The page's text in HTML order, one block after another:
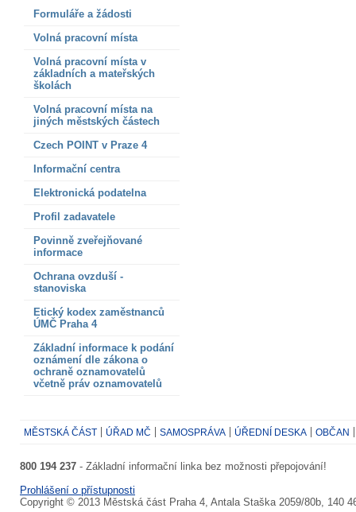
Formuláře a žádosti
Volná pracovní místa
Volná pracovní místa v
základních a mateřských
školách
Volná pracovní místa na
jiných městských částech
Czech POINT v Praze 4
Informační centra
Elektronická podatelna
Profil zadavatele
Povinně zveřejňované
informace
Ochrana ovzduší -
stanoviska
Etický kodex zaměstnanců
ÚMČ Praha 4
Základní informace k podání
oznámení dle zákona o
ochraně oznamovatelů
včetně práv oznamovatelů
MĚSTSKÁ ČÁST ÚŘAD MČ SAMOSPRÁVA ÚŘEDNÍ DESKA OBČAN
800 194 237 - Základní informační linka bez možnosti přepojování!
Prohlášení o přístupnosti
Copyright © 2013 Městská část Praha 4, Antala Staška 2059/80b, 140